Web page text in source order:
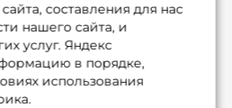
составления для нас
нашего сайта, и
услуг. Яндекс
в порядке,
использования
программа